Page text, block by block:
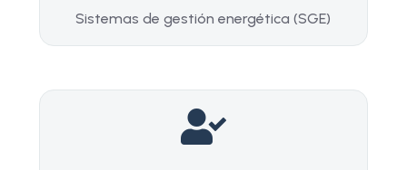
Sistemas de gestión energética (SGE)
